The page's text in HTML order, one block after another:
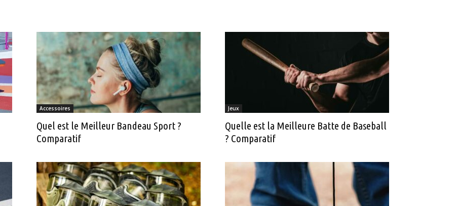
Accessoires
Quel est le Meilleur Bandeau Sport ?
Comparatif
Jeux
Quelle est la Meilleure Batte de Baseball
? Comparatif